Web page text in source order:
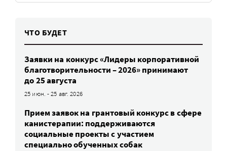
ЧТО БУДЕТ
Заявки на конкурс «Лидеры корпоративной
благотворительности – 2026» принимают
до 25 августа
25 июн. - 25 авг. 2026
Прием заявок на грантовый конкурс в сфере
канистерапии: поддерживаются
социальные проекты с участием
специально обученных собак